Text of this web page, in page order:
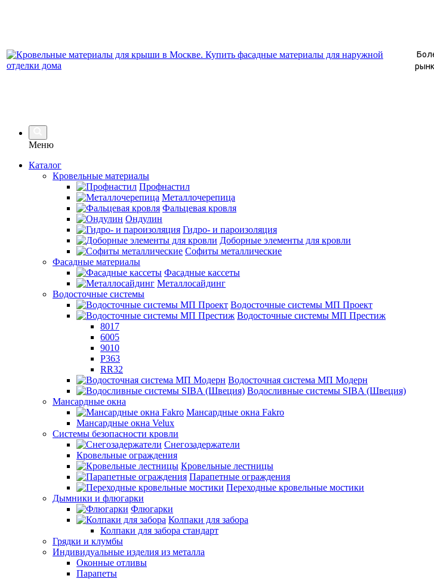
Меню
Каталог
Кровельные материалы
Профнастил
Металлочерепица
Фальцевая кровля
Ондулин
Гидро- и пароизоляция
Доборные элементы для кровли
Софиты металлические
Фасадные материалы
Фасадные кассеты
Металлосайдинг
Водосточные системы
Водосточные системы МП Проект
Водосточные системы МП Престиж
8017
6005
9010
P363
RR32
Водосточная система МП Модерн
Водосливные системы SIBA (Швеция)
Мансардные окна
Мансардные окна Fakro
Мансардные окна Velux
Системы безопасности кровли
Снегозадержатели
Кровельные ограждения
Кровельные лестницы
Парапетные ограждения
Переходные кровельные мостики
Дымники и флюгарки
Флюгарки
Колпаки для забора
Колпаки для забора стандарт
Грядки и клумбы
Индивидуальные изделия из металла
Оконные отливы
Парапеты